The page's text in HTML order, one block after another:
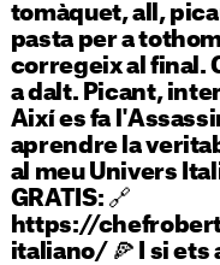
tomàquet, all,
pasta per a
corregeix al final.
a dalt. Picant,
Així es fa
aprendre la
al meu Univers
GRATIS: 🔗
https://
italiano/ 🍕 I si ets